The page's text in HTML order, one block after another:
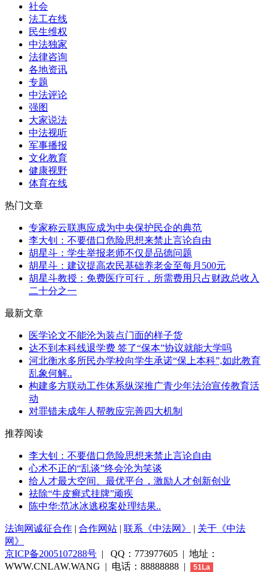
社会
法工在线
民生维权
中法独家
法律咨询
各地资讯
专题
中法评论
强图
大家说法
中法视听
军事播报
文化教育
健康视野
体育在线
热门文章
专家称云联惠应成为中央保护民企的典范
李大钊：不要借口危险思想来禁止言论自由
胡星斗：学生举报老师不仅是品德问题
胡星斗：建议提高农民基础养老金至每月500元
胡星斗教授：免费医疗可行，所需费用只占财政总收入
二十分之一
最新文章
医学论文不能沦为装点门面的样子货
达不到本科线退学费 签了“保本”协议就能大学吗
河北衡水多所民办学校向学生承诺“保上本科”,如此教育
乱象何解..
构建多方联动工作体系纵深推广青少年法治宣传教育活
动
对罪错未成年人帮教应完善四大机制
推荐阅读
李大钊：不要借口危险思想来禁止言论自由
心术不正的“乱谈”终会沦为笑谈
给人才最大空间、最优平台，激励人才创新创业
祛除“牛皮癣式挂牌”顽疾
陈中华​​​​:范冰冰逃税案处理结果..
法询网诚征合作 | 合作网站 | 联系《中法网》 | 关于《中法
网》
京ICP备2005107288号 | QQ：773977605 | 地址：
WWW.CNLAW.WANG | 电话：88888888 |
51La